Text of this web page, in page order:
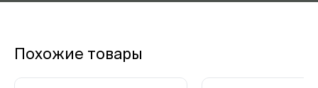
Похожие товары